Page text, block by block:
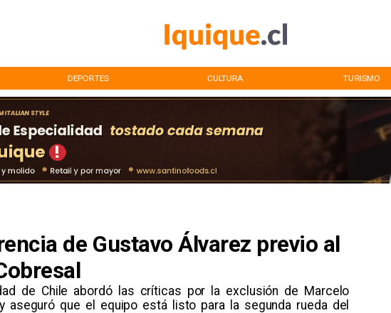
DEPORTES CULTURA TURISMO
de Gustavo Álvarez previo al
de Chile abordó las críticas por la exclusión de Marcelo
aseguró que el equipo está listo para la segunda rueda del